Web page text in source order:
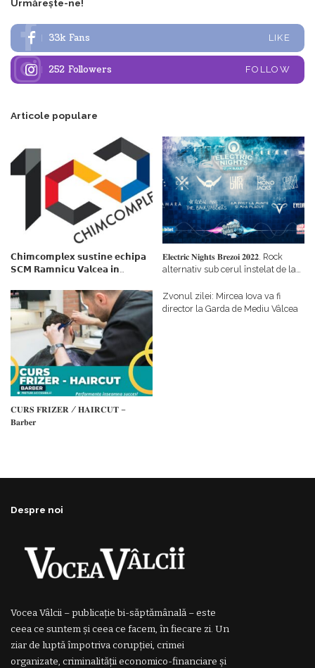
Urmărește-ne!
33k Fans LIKE
252 Followers FOLLOW
Articole populare
𝗖𝗵𝗶𝗺𝗰𝗼𝗺𝗽𝗹𝗲𝘅 𝘀𝘂𝘀𝘁𝗶𝗻𝗲 𝗲𝗰𝗵𝗶𝗽𝗮
𝗦𝗖𝗠 𝗥𝗮𝗺𝗻𝗶𝗰𝘂 𝗩𝗮𝗹𝗰𝗲𝗮 𝗶𝗻
𝗳𝗶𝗻𝗮𝗻𝘁𝗮𝘁𝗼𝗿
𝐄𝐥𝐞𝐜𝐭𝐫𝐢𝐜 𝐍𝐢𝐠𝐡𝐭𝐬 𝐁𝐫𝐞𝐳𝐨𝐢 𝟐𝟎𝟐𝟐. Rock
alternativ sub cerul înstelat de la
𝐂𝐔𝐑𝐒 𝐅𝐑𝐈𝐙𝐄𝐑 / 𝐇𝐀𝐈𝐑𝐂𝐔𝐓 –
𝐁𝐚𝐫𝐛𝐞𝐫
Zvonul zilei: Mircea Iova va fi
director la Garda de Mediu Vâlcea
Despre noi
Vocea Vâlcii – publicație bi-săptămânală – este
ceea ce suntem și ceea ce facem, în fiecare zi. Un
ziar de luptă împotriva corupției, crimei
organizate, criminalității economico-financiare și